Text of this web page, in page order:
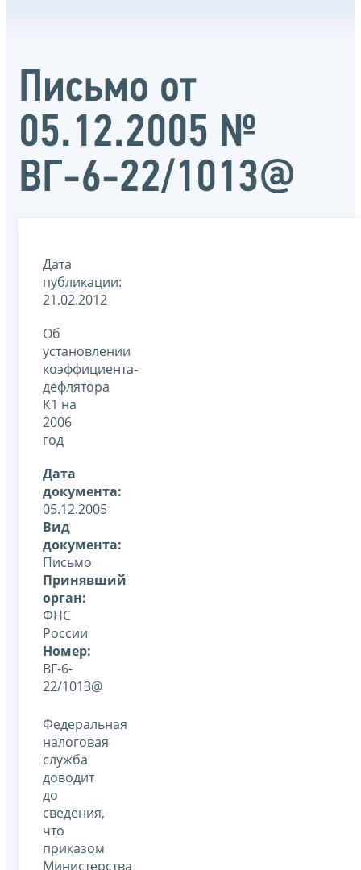
Письмо от
05.12.2005 №
ВГ-6-22/1013@
Дата
публикации:
21.02.2012
Об
установлении
коэффициента-
дефлятора
К1 на
2006
год
Дата
документа:
05.12.2005
Вид
документа:
Письмо
Принявший
орган:
ФНС
России
Номер:
ВГ-6-
22/1013@
Федеральная
налоговая
служба
доводит
до
сведения,
что
приказом
Министерства